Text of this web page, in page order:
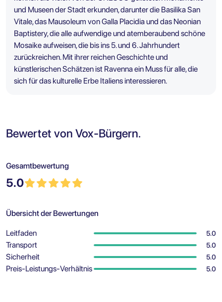
und Museen der Stadt erkunden, darunter die Basilika San
Vitale, das Mausoleum von Galla Placidia und das Neonian
Baptistery, die alle aufwendige und atemberaubend schöne
Mosaike aufweisen, die bis ins 5. und 6. Jahrhundert
zurückreichen. Mit ihrer reichen Geschichte und
künstlerischen Schätzen ist Ravenna ein Muss für alle, die
sich für das kulturelle Erbe Italiens interessieren.
Bewertet von Vox-Bürgern.
Gesamtbewertung
5.0
Übersicht der Bewertungen
Leitfaden 5.0
Transport 5.0
Sicherheit 5.0
Preis-Leistungs-Verhältnis 5.0